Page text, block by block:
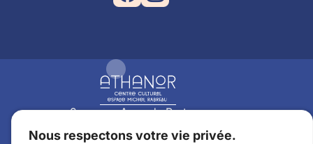
Nous respectons votre vie privée.
2 avenue Anne de Bretagne